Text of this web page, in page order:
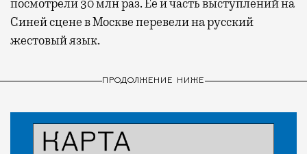
посмотрели 30 млн раз. Ее и часть выступлений на
Синей сцене в Москве перевели на русский
жестовый язык.
ПРОДОЛЖЕНИЕ НИЖЕ